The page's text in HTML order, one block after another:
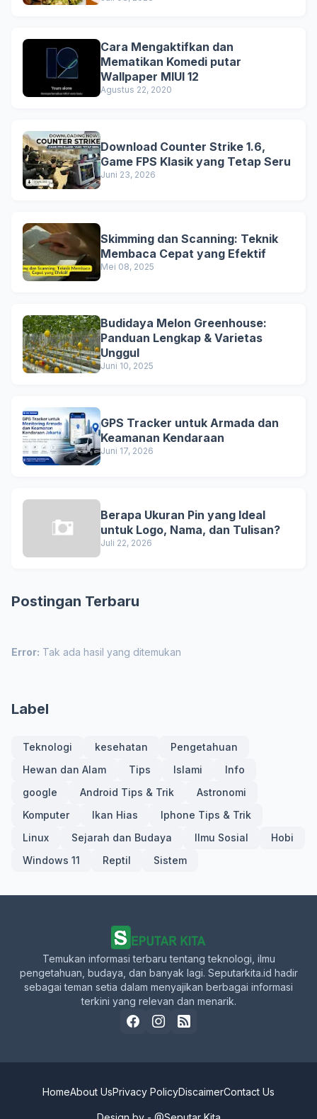
Cara Mengaktifkan dan
Mematikan Komedi putar
Wallpaper MIUI 12
Agustus 22, 2020
Download Counter Strike 1.6,
Game FPS Klasik yang Tetap Seru
Juni 23, 2026
Skimming dan Scanning: Teknik
Membaca Cepat yang Efektif
Mei 08, 2025
Budidaya Melon Greenhouse:
Panduan Lengkap & Varietas
Unggul
Juni 10, 2025
GPS Tracker untuk Armada dan
Keamanan Kendaraan
Juni 17, 2026
Berapa Ukuran Pin yang Ideal
untuk Logo, Nama, dan Tulisan?
Juli 22, 2026
Postingan Terbaru
Error: Tak ada hasil yang ditemukan
Label
Teknologi kesehatan
Pengetahuan
Hewan dan Alam
Tips Islami
Info
google
Android Tips & Trik
Astronomi
Komputer
Ikan Hias
Iphone Tips & Trik
Linux
Sejarah dan Budaya Ilmu Sosial
Hobi
Windows 11
Reptil Sistem
Temukan informasi terbaru tentang teknologi, ilmu
pengetahuan, budaya, dan banyak lagi. Seputarkita.id hadir
sebagai teman setia dalam menyajikan berbagai informasi
terkini yang relevan dan menarik.
HomeAbout UsPrivacy PolicyDiscaimerContact Us